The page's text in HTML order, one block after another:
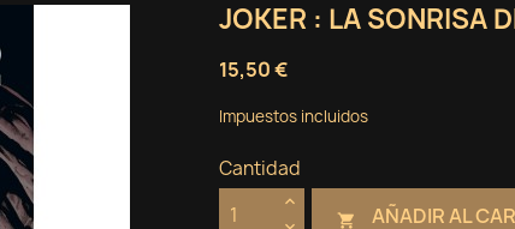
JOKER : LA SONRISA
15,50 €
Impuestos incluidos
Cantidad
 AÑADIR AL